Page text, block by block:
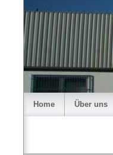
Home Über uns